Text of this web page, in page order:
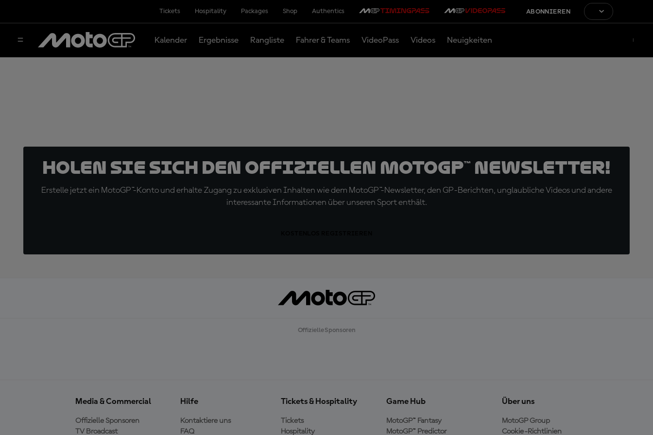
Tickets Hospitality Packages Shop Authentics ABONNIEREN
Kalender Ergebnisse Rangliste Fahrer & Teams VideoPass Videos Neuigkeiten
Holen Sie sich den offiziellen MotoGP™ Newsletter!
Erstelle jetzt ein MotoGP™-Konto und erhalte Zugang zu exklusiven Inhalten wie dem MotoGP™-Newsletter, den GP-Berichten, unglaubliche Videos und andere
interessante Informationen über unseren Sport enthält.
Offizielle Sponsoren
Media & Commercial
Offizielle Sponsoren
TV Broadcast
Hilfe
Kontaktiere uns
FAQ
Tickets & Hospitality
Tickets
Hospitality
Game Hub
MotoGP™ Fantasy
MotoGP™ Predictor
Über uns
MotoGP Group
Cookie-Richtlinien